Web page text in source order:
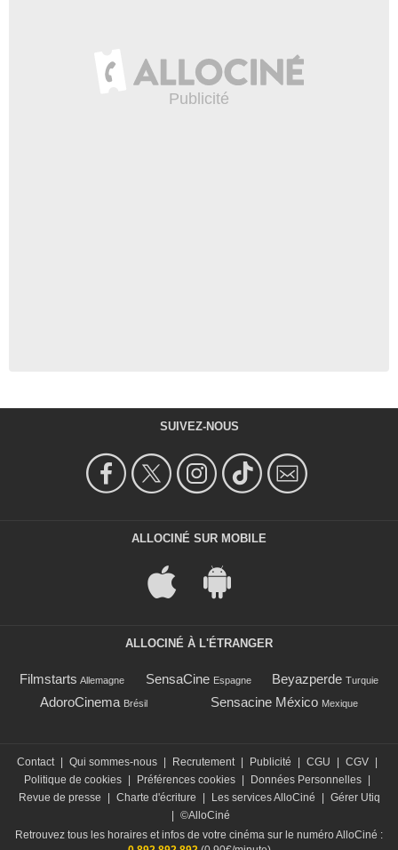
SUIVEZ-NOUS
ALLOCINÉ SUR MOBILE
ALLOCINÉ À L'ÉTRANGER
Filmstarts Allemagne SensaCine Espagne Beyazperde Turquie
AdoroCinema Brésil Sensacine México Mexique
Contact | Qui sommes-nous | Recrutement | Publicité | CGU | CGV |
Politique de cookies | Préférences cookies | Données Personnelles |
Revue de presse
| Charte d'écriture | Les services AlloCiné | Gérer Utiq
| ©AlloCiné
Retrouvez tous les horaires et infos de votre cinéma sur le numéro AlloCiné :